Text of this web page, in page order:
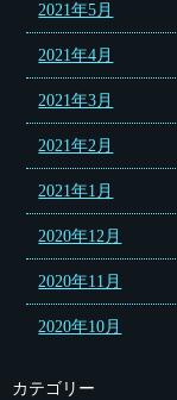
2021年5月
2021年4月
2021年3月
2021年2月
2021年1月
2020年12月
2020年11月
2020年10月
カテゴリー